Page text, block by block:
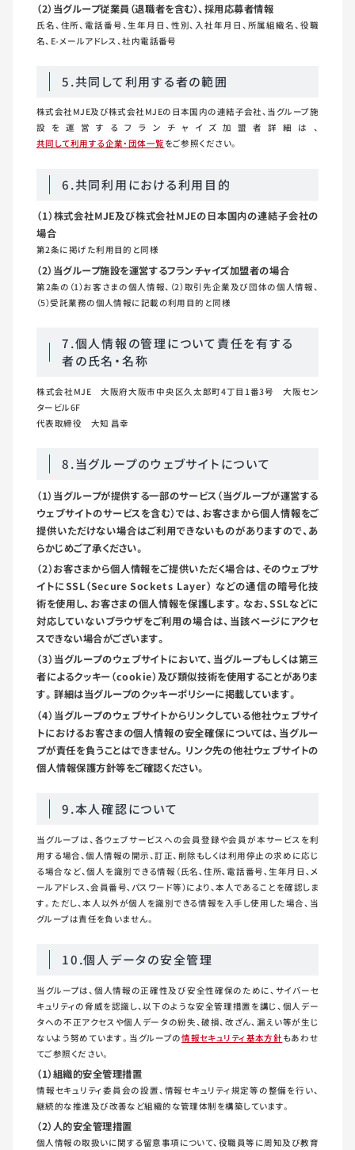
（2）当グループ従業員（退職者を含む）、採用応募者情報
氏名、住所、電話番号、生年月日、性別、入社年月日、所属組織名、役職
名、E-メールアドレス、社内電話番号
5.共同して利用する者の範囲
株式会社MJE及び株式会社MJEの日本国内の連結子会社、当グループ施
設を運営するフランチャイズ加盟者詳細は、
共同して利用する企業・団体一覧をご参照ください。
6.共同利用における利用目的
（1）株式会社MJE及び株式会社MJEの日本国内の連結子会社の
場合
第2条に掲げた利用目的と同様
（2）当グループ施設を運営するフランチャイズ加盟者の場合
第2条の（1）お客さまの個人情報、（2）取引先企業及び団体の個人情報、
（5）受託業務の個人情報に記載の利用目的と同様
7.個人情報の管理について責任を有する
者の氏名・名称
株式会社MJE 大阪府大阪市中央区久太郎町4丁目1番3号 大阪セン
タービル6F
代表取締役 大知 昌幸
8.当グループのウェブサイトについて
（1）当グループが提供する一部のサービス（当グループが運営する
ウェブサイトのサービスを含む）では、お客さまから個人情報をご
提供いただけない場合はご利用できないものがありますので、あ
らかじめご了承ください。
（2）お客さまから個人情報をご提供いただく場合は、そのウェブサ
イトにSSL（Secure Sockets Layer） などの通信の暗号化技
術を使用し、お客さまの個人情報を保護します。なお、SSLなどに
対応していないブラウザをご利用の場合は、当該ページにアクセ
スできない場合がございます。
（3）当グループのウェブサイトにおいて、当グループもしくは第三
者によるクッキー（cookie）及び類似技術を使用することがありま
す。詳細は当グループのクッキーポリシーに掲載しています。
（4）当グループのウェブサイトからリンクしている他社ウェブサイ
トにおけるお客さまの個人情報の安全確保については、当グルー
プが責任を負うことはできません。リンク先の他社ウェブサイトの
個人情報保護方針等をご確認ください。
9.本人確認について
当グループは、各ウェブサービスへの会員登録や会員が本サービスを利
用する場合、個人情報の開示、訂正、削除もしくは利用停止の求めに応じ
る場合など、個人を識別できる情報（氏名､住所､電話番号､生年月日､メ
ールアドレス､会員番号､パスワード等）により、本人であることを確認しま
す。ただし、本人以外が個人を識別できる情報を入手し使用した場合、当
グループは責任を負いません。
10.個人データの安全管理
当グループは、個人情報の正確性及び安全性確保のために、サイバーセ
キュリティの脅威を認識し、以下のような安全管理措置を講じ、個人デー
タへの不正アクセスや個人データの紛失、破損、改ざん、漏えい等が生じ
ないよう努めています。当グループの情報セキュリティ基本方針もあわせ
てご参照ください。
（1）組織的安全管理措置
情報セキュリティ委員会の設置、情報セキュリティ規定等の整備を行い、
継続的な推進及び改善など組織的な管理体制を構築しています。
（2）人的安全管理措置
個人情報の取扱いに関する留意事項について、役職員等に周知及び教育